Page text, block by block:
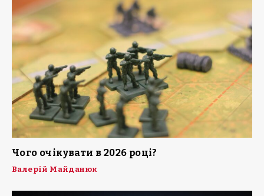
Чого очікувати в 2026 році?
Валерій Майданюк